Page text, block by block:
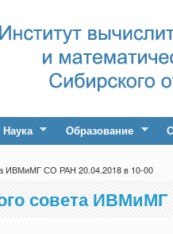
Наука Образование
ИВМиМГ СО РАН 20.04.2018 в 10-00
совета